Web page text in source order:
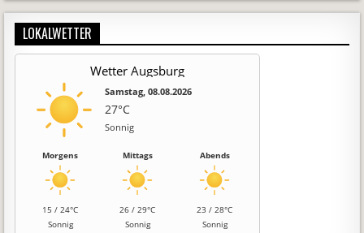
LOKALWETTER
Wetter Augsburg
Samstag, 08.08.2026
27°C
Sonnig
Morgens
15 / 24°C
Sonnig
Mittags
26 / 29°C
Sonnig
Abends
23 / 28°C
Sonnig